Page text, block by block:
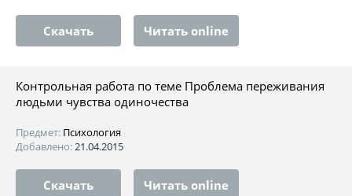
Скачать Читать online
Контрольная работа по теме Проблема переживания
людьми чувства одиночества
Предмет: Психология
Добавлено:21.04.2015
Скачать Читать online